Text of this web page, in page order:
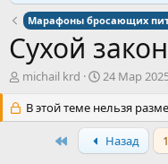
Марафоны бросающих
Сухой
А
о
michail krd
Д
т
а
н
а
24 Мар
В этой теме нельзя
Назад